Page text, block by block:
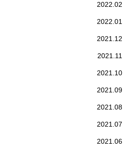
2022.02
2022.01
2021.12
2021.11
2021.10
2021.09
2021.08
2021.07
2021.06